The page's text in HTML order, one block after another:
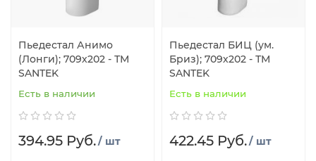
Пьедестал Анимо
(Лонги); 709х202 - ТМ
SANTEK
Есть в наличии
394.95 Руб./ шт
Пьедестал БИЦ (ум.
Бриз); 709х202 - ТМ
SANTEK
Есть в наличии
422.45 Руб./ шт